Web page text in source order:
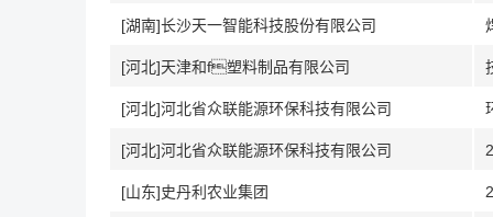
[湖南]长沙天一智能科技股份有限公司
[河北]天津和f塑料制品有限公司
[河北]河北省众联能源环保科技有限公司
[河北]河北省众联能源环保科技有限公司
[山东]史丹利农业集团